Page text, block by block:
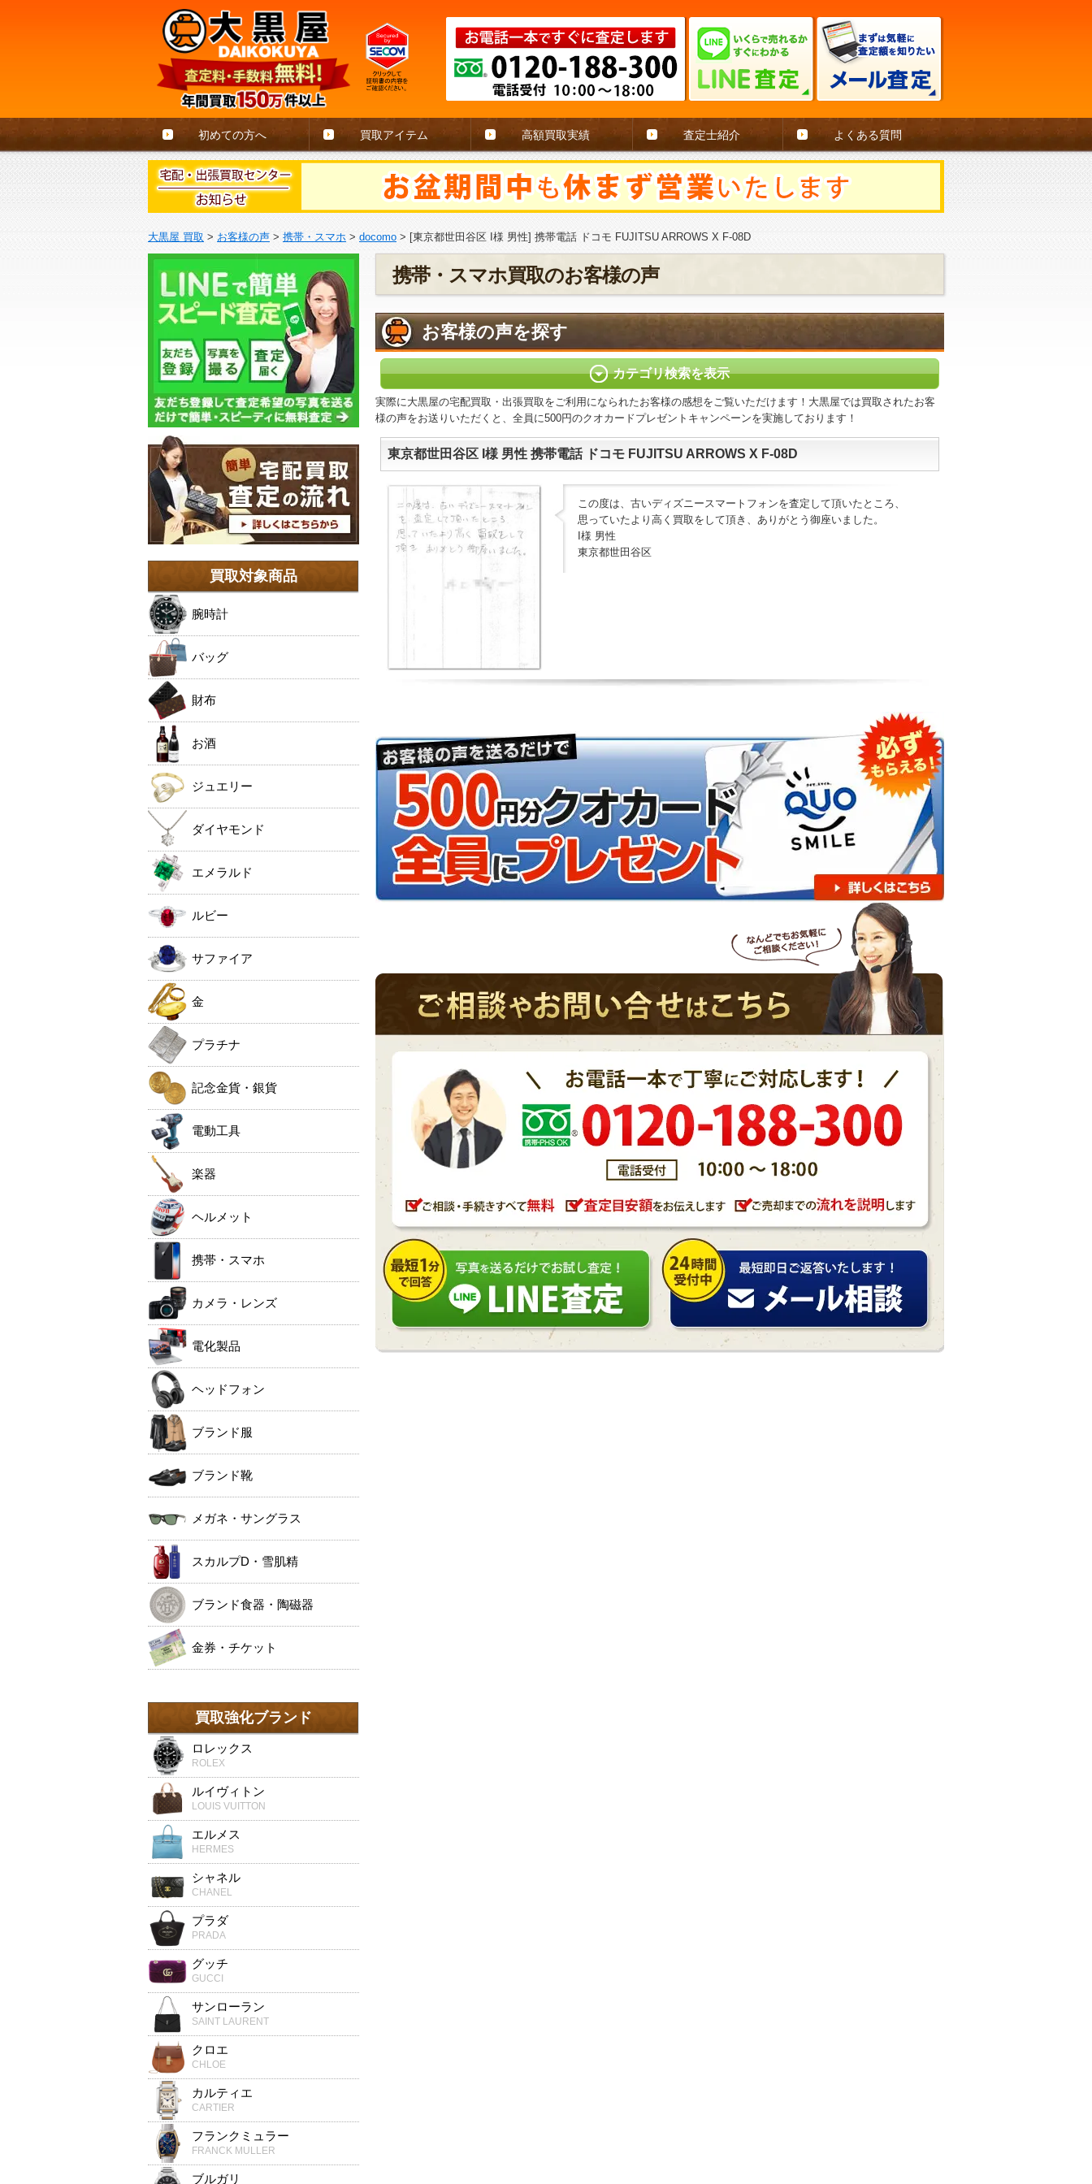
初めての方へ 買取アイテム 高額買取実績 査定士紹介 よくある質問
大黒屋 買取 > お客様の声 > 携帯・スマホ > docomo > [東京都世田谷区 I様 男性] 携帯電話 ドコモ FUJITSU ARROWS X F-08D
携帯・スマホ買取のお客様の声
お客様の声を探す
カテゴリ検索を表示
実際に大黒屋の宅配買取・出張買取をご利用になられたお客様の感想をご覧いただけます！大黒屋では買取されたお客
様の声をお送りいただくと、全員に500円のクオカードプレゼントキャンペーンを実施しております！
東京都世田谷区 I様 男性 携帯電話 ドコモ FUJITSU ARROWS X F-08D
この度は、古いディズニースマートフォンを査定して頂いたところ、
思っていたより高く買取をして頂き、ありがとう御座いました。
I様 男性
東京都世田谷区
買取対象商品
腕時計
バッグ
財布
お酒
ジュエリー
ダイヤモンド
エメラルド
ルビー
サファイア
金
プラチナ
記念金貨・銀貨
電動工具
楽器
ヘルメット
携帯・スマホ
カメラ・レンズ
電化製品
ヘッドフォン
ブランド服
ブランド靴
メガネ・サングラス
スカルプD・雪肌精
ブランド食器・陶磁器
金券・チケット
買取強化ブランド
ロレックス
ROLEX
ルイヴィトン
LOUIS VUITTON
エルメス
HERMES
シャネル
CHANEL
プラダ
PRADA
グッチ
GUCCI
サンローラン
SAINT LAURENT
クロエ
CHLOE
カルティエ
CARTIER
フランクミュラー
FRANCK MULLER
ブルガリ